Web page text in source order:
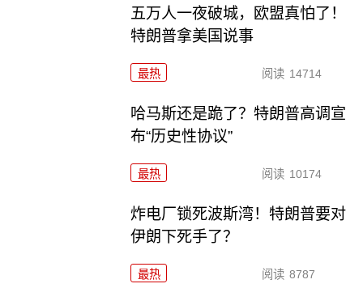
五万人一夜破城，欧盟真怕了！
特朗普拿美国说事
最热 阅读 14714
哈马斯还是跪了？特朗普高调宣
布“历史性协议”
最热 阅读 10174
炸电厂锁死波斯湾！特朗普要对
伊朗下死手了？
最热 阅读 8787